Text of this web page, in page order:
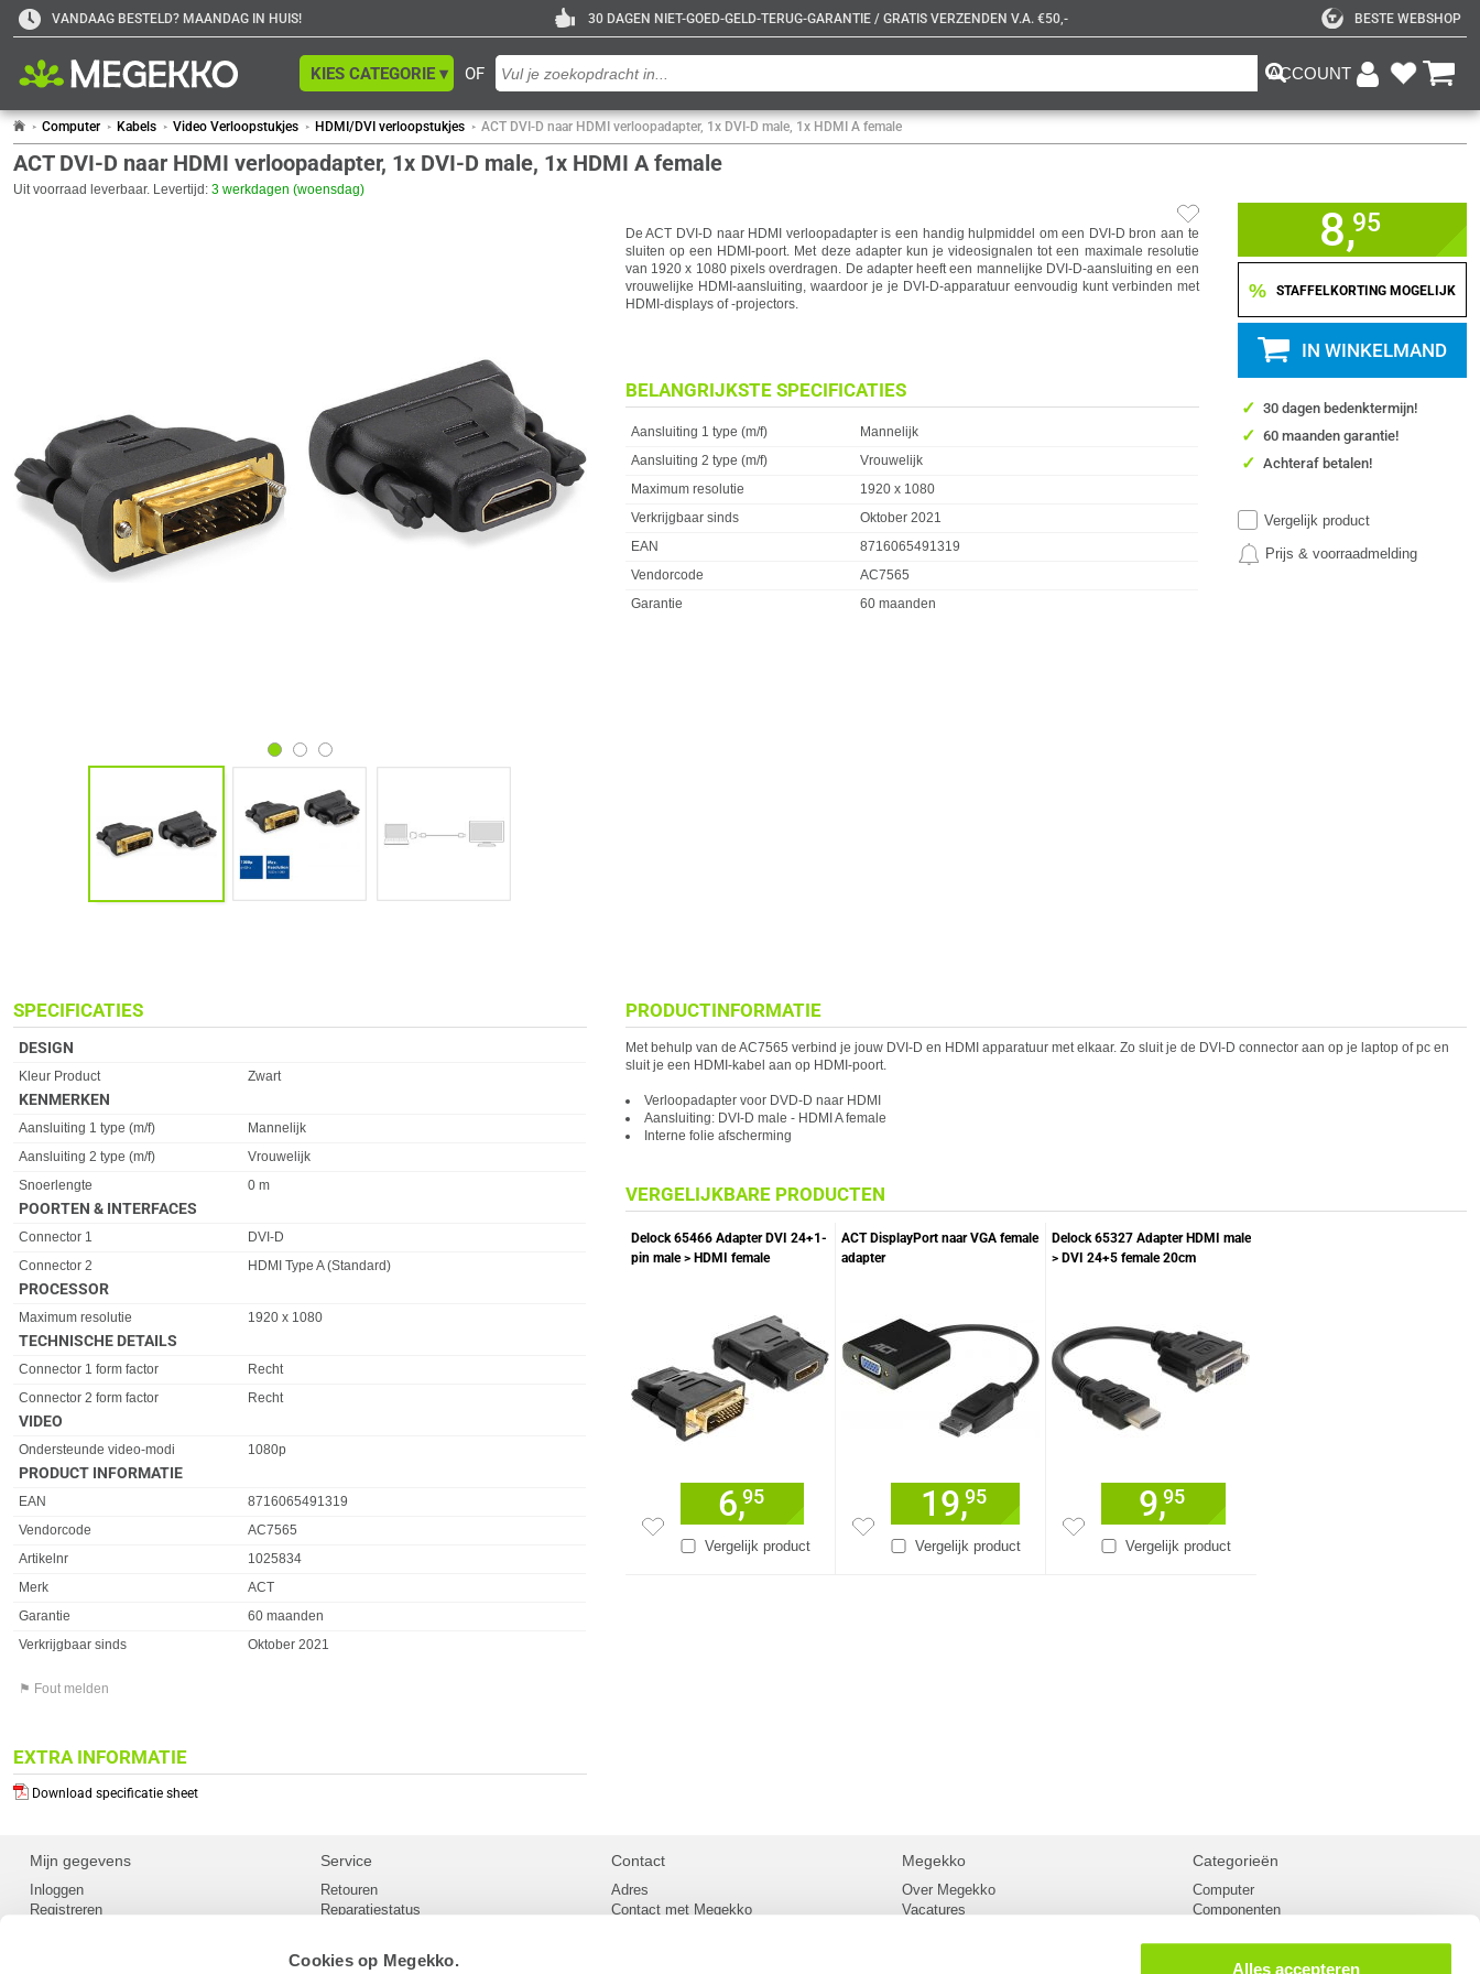
Cookies op Megekko. Alles accepteren
VANDAAG BESTELD? MAANDAG IN HUIS! 30 DAGEN NIET-GOED-GELD-TERUG-GARANTIE / GRATIS VERZENDEN V.A. €50,- BESTE WEBSHOP
OF
KIES CATEGORIE ▾ ACCOUNT
Computer Kabels Video Verloopstukjes HDMI/DVI verloopstukjes ACT DVI-D naar HDMI verloopadapter, 1x DVI-D male, 1x HDMI A female
ACT DVI-D naar HDMI verloopadapter, 1x DVI-D male, 1x HDMI A female
Uit voorraad leverbaar. Levertijd: 3 werkdagen (woensdag)
De ACT DVI-D naar HDMI verloopadapter is een handig hulpmiddel om een DVI-D bron aan te
sluiten op een HDMI-poort. Met deze adapter kun je videosignalen tot een maximale resolutie
van 1920 x 1080 pixels overdragen. De adapter heeft een mannelijke DVI-D-aansluiting en een
vrouwelijke HDMI-aansluiting, waardoor je je DVI-D-apparatuur eenvoudig kunt verbinden met
HDMI-displays of -projectors.
BELANGRIJKSTE SPECIFICATIES
Eigenschap Waarde
Aansluiting 1 type (m/f)
Mannelijk
Aansluiting 2 type (m/f)
Vrouwelijk
Maximum resolutie
1920 x 1080
Verkrijgbaar sinds
Oktober 2021
EAN
8716065491319
Vendorcode
AC7565
Garantie
60 maanden
8,95
% STAFFELKORTING MOGELIJK
IN WINKELMAND
✓ 30 dagen bedenktermijn!
✓ 60 maanden garantie!
✓ Achteraf betalen!
Vergelijk product
Prijs & voorraadmelding
SPECIFICATIES
DESIGN
Eigenschap Waarde
Kleur Product Zwart
KENMERKEN
Eigenschap Waarde
Aansluiting 1 type (m/f)
Mannelijk
Aansluiting 2 type (m/f)
Vrouwelijk
Snoerlengte
0 m
POORTEN & INTERFACES
Eigenschap
Connector 1
DVI-D
Connector 2
HDMI Type A (Standard)
PROCESSOR
Eigenschap Waarde
Maximum resolutie 1920 x 1080
TECHNISCHE DETAILS
Eigenschap Waarde
Connector 1 form factor
Recht
Connector 2 form factor
Recht
VIDEO
Eigenschap Waarde
Ondersteunde video-modi 1080p
PRODUCT INFORMATIE
EAN
8716065491319
Vendorcode
AC7565
Artikelnr
1025834
Merk
ACT
Garantie
60 maanden
Verkrijgbaar sinds
Oktober 2021
⚑ Fout melden
EXTRA INFORMATIE
Download specificatie sheet
PRODUCTINFORMATIE
Met behulp van de AC7565 verbind je jouw DVI-D en HDMI apparatuur met elkaar. Zo sluit je de DVI-D connector aan op je laptop of pc en
sluit je een HDMI-kabel aan op HDMI-poort.
Verloopadapter voor DVD-D naar HDMI
Aansluiting: DVI-D male - HDMI A female
Interne folie afscherming
VERGELIJKBARE PRODUCTEN
Delock 65466 Adapter DVI 24+1-
pin male > HDMI female
Vergelijk product
6,95
ACT DisplayPort naar VGA female
adapter
Vergelijk product
19,95
Delock 65327 Adapter HDMI male
> DVI 24+5 female 20cm
Vergelijk product
9,95
Mijn gegevens
Inloggen
Registreren
Service
Retouren
Reparatiestatus
Herroepingsrecht
Contact
Adres
Contact met Megekko
Megekko
Over Megekko
Vacatures
Categorieën
Computer
Componenten
Kabels
Netwerk